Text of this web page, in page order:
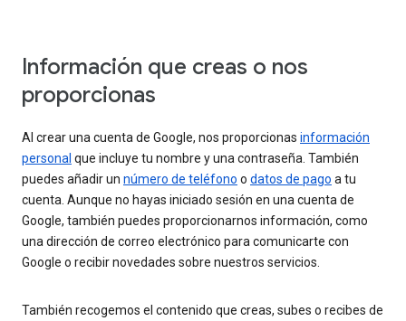
Información que creas o nos
proporcionas
Al crear una cuenta de Google, nos proporcionas información
personal que incluye tu nombre y una contraseña. También
puedes añadir un número de teléfono o datos de pago a tu
cuenta. Aunque no hayas iniciado sesión en una cuenta de
Google, también puedes proporcionarnos información, como
una dirección de correo electrónico para comunicarte con
Google o recibir novedades sobre nuestros servicios.
También recogemos el contenido que creas, subes o recibes de